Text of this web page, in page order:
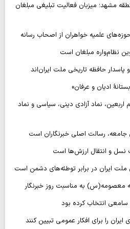
مشهد؛ میزبان فعالیت تبلیغی مبلغان
حوزه‌های علمیه خواهران از اصحاب رسانه
نظام‌واره مبلغان است
پاسدار حافظه تاریخی ملت ایران‌اند
ادیان و عرفان»
نماد آزادی دینی، سیاسی و نماد
رسالت اصلی خبرنگاران است
نسل و انتقال ارزش‌ها است
ملت ایران در برابر توطئه‌های دشمن است
معصومه(س) به مناسبت روز خبرنگار
انتخاب کرده بود
ایران را برای افکار عمومی تبیین کنند